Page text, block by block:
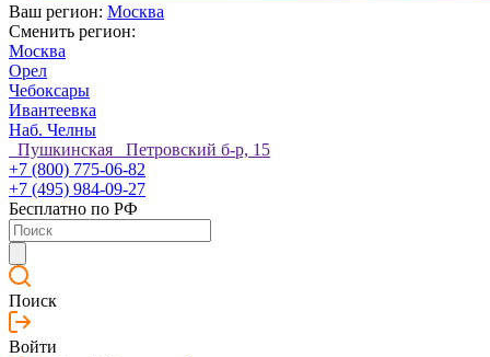
Ваш регион: Москва
Сменить регион:
Москва
Орел
Чебоксары
Ивантеевка
Наб. Челны
Пушкинская Петровский б-р, 15
+7 (800) 775-06-82
+7 (495) 984-09-27
Бесплатно по РФ
Поиск
Войти